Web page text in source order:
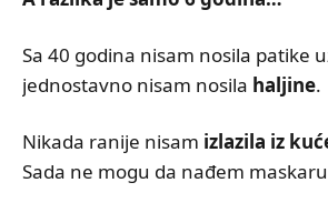
Sa 40 godina nisam nosila patike
jednostavno nisam nosila haljine.
Nikada ranije nisam izlazila iz
Sada ne mogu da nađem